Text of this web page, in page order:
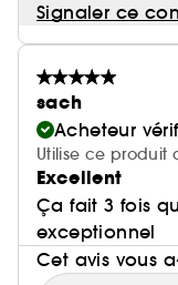
Signaler ce
sach
Acheteur
Utilise ce produit
Excellent
Ça fait 3 fois
exceptionnel
Cet avis vous